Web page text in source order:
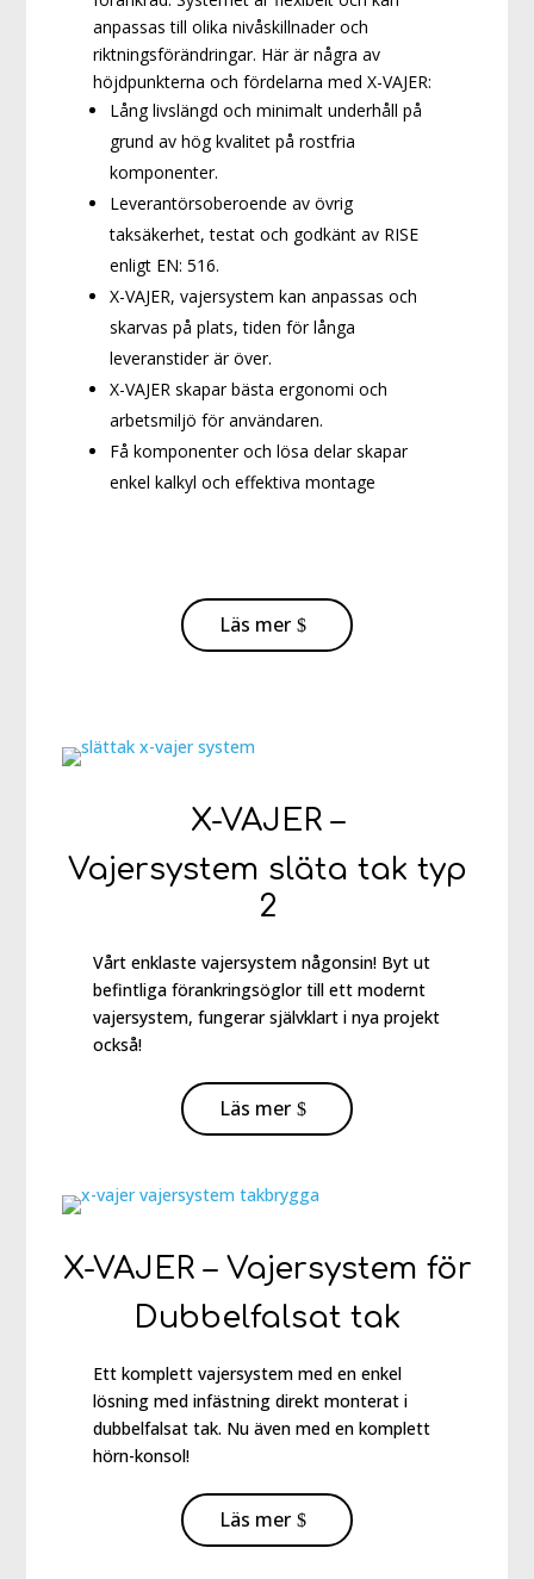
anpassas till olika nivåskillnader och
riktningsförändringar. Här är några av
höjdpunkterna och fördelarna med X-VAJER:
Lång livslängd och minimalt underhåll på
grund av hög kvalitet på rostfria
komponenter.
Leverantörsoberoende av övrig
taksäkerhet, testat och godkänt av RISE
enligt EN: 516.
X-VAJER, vajersystem kan anpassas och
skarvas på plats, tiden för långa
leveranstider är över.
X-VAJER skapar bästa ergonomi och
arbetsmiljö för användaren.
Få komponenter och lösa delar skapar
enkel kalkyl och effektiva montage
Läs mer
X-VAJER –
Vajersystem släta tak typ
2
Vårt enklaste vajersystem någonsin! Byt ut
befintliga förankringsöglor till ett modernt
vajersystem, fungerar självklart i nya projekt
också!
Läs mer
X-VAJER – Vajersystem för
Dubbelfalsat tak
Ett komplett vajersystem med en enkel
lösning med infästning direkt monterat i
dubbelfalsat tak. Nu även med en komplett
hörn-konsol!
Läs mer